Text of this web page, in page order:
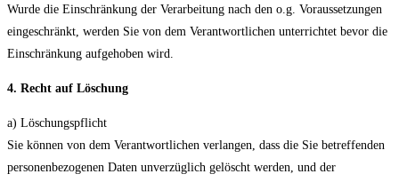
Wurde die Einschränkung der Verarbeitung nach den o.g. Voraussetzungen
eingeschränkt, werden Sie von dem Verantwortlichen unterrichtet bevor die
Einschränkung aufgehoben wird.
4. Recht auf Löschung
a) Löschungspflicht
Sie können von dem Verantwortlichen verlangen, dass die Sie betreffenden
personenbezogenen Daten unverzüglich gelöscht werden, und der